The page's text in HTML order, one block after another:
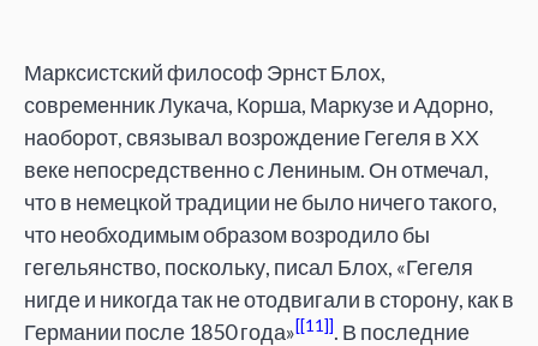
Марксистский философ Эрнст Блох,
современник Лукача, Корша, Маркузе и Адорно,
наоборот, связывал возрождение Гегеля в ХХ
веке непосредственно с Лениным. Он отмечал,
что в немецкой традиции не было ничего такого,
что необходимым образом возродило бы
гегельянство, поскольку, писал Блох, «Гегеля
нигде и никогда так не отодвигали в сторону, как в
Германии после 1850 года» [11] . В последние